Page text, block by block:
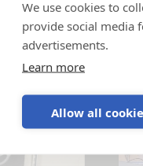
We use cookies to
provide social media
advertisements.
Learn more
Allow all